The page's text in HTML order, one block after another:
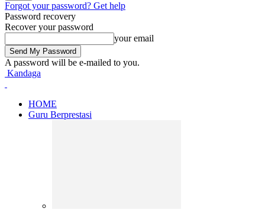
Forgot your password? Get help
Password recovery
Recover your password
your email
A password will be e-mailed to you.
Kandaga
HOME
Guru Berprestasi